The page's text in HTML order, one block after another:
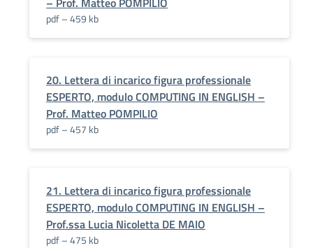
pdf – 459 kb
20. Lettera di incarico figura professionale
ESPERTO, modulo COMPUTING IN ENGLISH –
Prof. Matteo POMPILIO
pdf – 457 kb
21. Lettera di incarico figura professionale
ESPERTO, modulo COMPUTING IN ENGLISH –
Prof.ssa Lucia Nicoletta DE MAIO
pdf – 475 kb